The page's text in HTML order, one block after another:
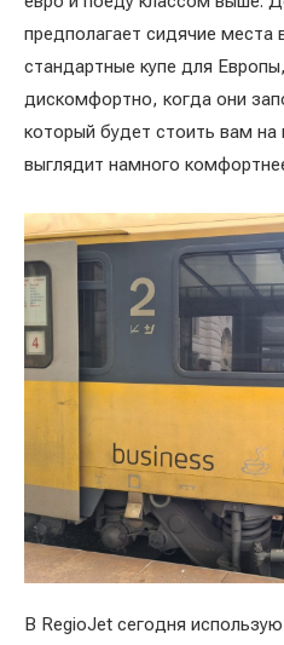
предполагает сидячие места
стандартные купе для
дискомфортно, когда они
который будет стоить вам
выглядит намного
В RegioJet сегодня